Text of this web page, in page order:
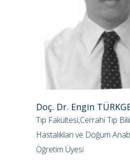
Doç. Dr. Engin
Tıp Fakültesi,Cerrahi Tıp
Hastalıkları ve Doğum
Öğretim Üyesi